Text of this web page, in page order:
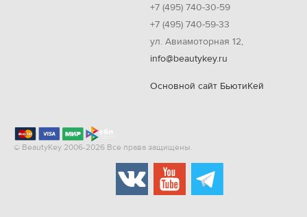
+7 (495) 740-30-59
+7 (495) 740-59-33
ул. Авиамоторная 12,
info@beautykey.ru
Основной сайт БьютиКей
© BeautyKey 2006-2026 Все права защищены.